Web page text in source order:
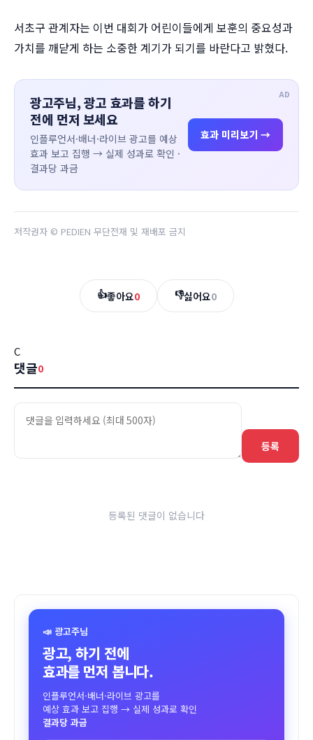
서초구 관계자는 이번 대회가 어린이들에게 보훈의 중요성과
가치를 깨닫게 하는 소중한 계기가 되기를 바란다고 밝혔다.
AD
광고주님, 광고 효과를 하기
전에 먼저 보세요
인플루언서·배너·라이브 광고를 예상
효과 보고 집행 → 실제 성과로 확인 ·
결과당 과금
효과 미리보기 →
저작권자 © PEDIEN 무단전재 및 재배포 금지
👍좋아요0 👎싫어요0
C
댓글0
등록
등록된 댓글이 없습니다
📣 광고주님
광고, 하기 전에
효과를 먼저 봅니다.
인플루언서·배너·라이브 광고를
예상 효과 보고 집행 → 실제 성과로 확인
결과당 과금